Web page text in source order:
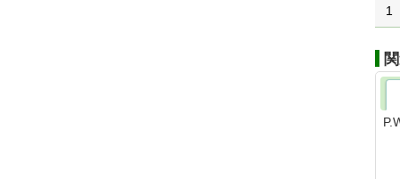
1